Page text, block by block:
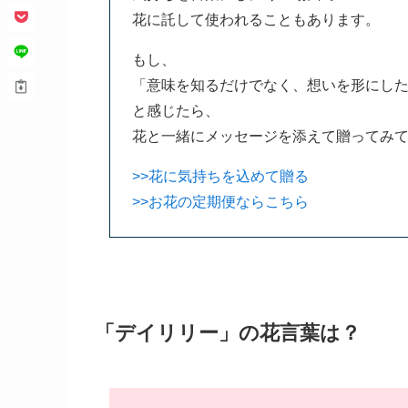
花に託して使われることもあります。
もし、
「意味を知るだけでなく、想いを形にした
と感じたら、
花と一緒にメッセージを添えて贈ってみ
>>花に気持ちを込めて贈る
>>お花の定期便ならこちら
「デイリリー」の花言葉は？